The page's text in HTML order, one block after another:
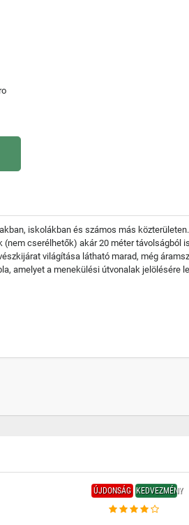
iskolákban és számos más közterületen.
cserélhetők) akár 20 méter távolságból
világítása látható marad, még
amelyet a menekülési útvonalak jelölésére
ÚJDONSÁG KEDVEZMÉNY